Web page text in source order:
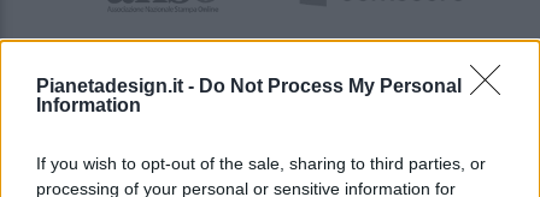
Pianetadesign.it - Do Not Process My Personal
Information
If you wish to opt-out of the sale, sharing to third parties, or
processing of your personal or sensitive information for